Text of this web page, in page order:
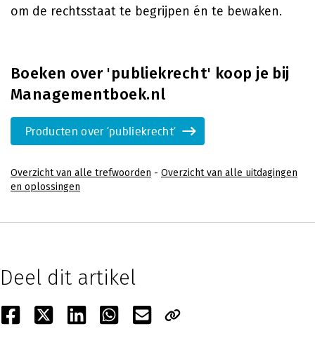
om de rechtsstaat te begrijpen én te bewaken.
Boeken over 'publiekrecht' koop je bij
Managementboek.nl
Producten over 'publiekrecht'
Overzicht van alle trefwoorden - Overzicht van alle uitdagingen
en oplossingen
Deel dit artikel